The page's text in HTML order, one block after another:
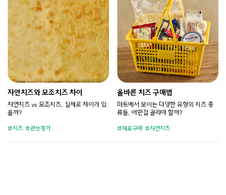
자연치즈와 모조치즈 차이
자연치즈 vs 모조치즈, 실제로 차이가 있
을까?
치즈 관능평가
올바른 치즈 구매법
마트에서 보이는 다양한 유형의 치즈 종
류들, 어떤걸 골라야 할까?
재료구매 자연치즈